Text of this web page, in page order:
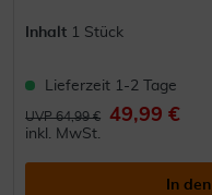
Inhalt 1 Stück
Lieferzeit 1-2 Tage
UVP 64,99 € 49,99 €
inkl. MwSt.
In den